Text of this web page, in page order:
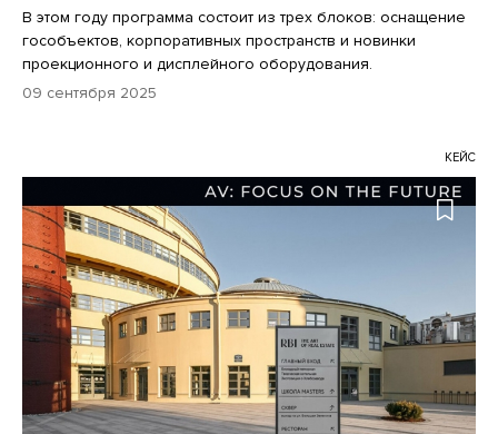
В этом году программа состоит из трех блоков: оснащение
гособъектов, корпоративных пространств и новинки
проекционного и дисплейного оборудования.
09 сентября 2025
КЕЙС